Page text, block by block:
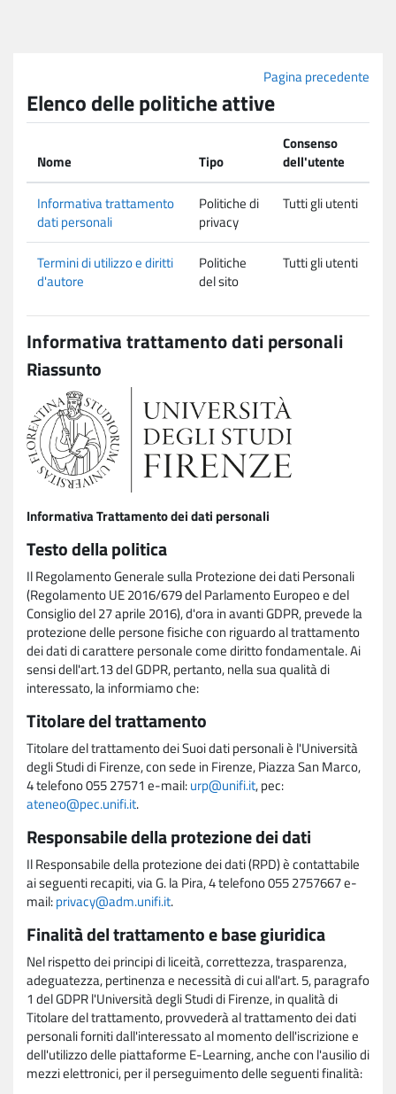
Pagina precedente
Elenco delle politiche attive
Nome Tipo
Consenso
dell'utente
Informativa trattamento
dati personali
Politiche di
privacy
Tutti gli utenti
Termini di utilizzo e diritti
d'autore
Politiche
del sito
Tutti gli utenti
Informativa trattamento dati personali
Riassunto
Informativa Trattamento dei dati personali
Testo della politica
Il Regolamento Generale sulla Protezione dei dati Personali
(Regolamento UE 2016/679 del Parlamento Europeo e del
Consiglio del 27 aprile 2016), d'ora in avanti GDPR, prevede la
protezione delle persone fisiche con riguardo al trattamento
dei dati di carattere personale come diritto fondamentale. Ai
sensi dell'art.13 del GDPR, pertanto, nella sua qualità di
interessato, la informiamo che:
Titolare del trattamento
Titolare del trattamento dei Suoi dati personali è l'Università
degli Studi di Firenze, con sede in Firenze, Piazza San Marco,
4 telefono 055 27571 e-mail:urp@unifi.it, pec:
ateneo@pec.unifi.it.
Responsabile della protezione dei dati
Il Responsabile della protezione dei dati (RPD) è contattabile
ai seguenti recapiti, via G. la Pira, 4 telefono 055 2757667 e-
mail:privacy@adm.unifi.it.
Finalità del trattamento e base giuridica
Nel rispetto dei principi di liceità, correttezza, trasparenza,
adeguatezza, pertinenza e necessità di cui all'art. 5, paragrafo
1 del GDPR l'Università degli Studi di Firenze, in qualità di
Titolare del trattamento, provvederà al trattamento dei dati
personali forniti dall'interessato al momento dell'iscrizione e
dell'utilizzo delle piattaforme E-Learning, anche con l'ausilio di
mezzi elettronici, per il perseguimento delle seguenti finalità: